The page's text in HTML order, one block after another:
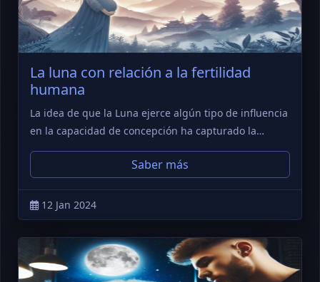
La luna con relación a la fertilidad
humana
La idea de que la Luna ejerce algún tipo de influencia
en la capacidad de concepción ha capturado la…
Saber más
12 Jan 2024